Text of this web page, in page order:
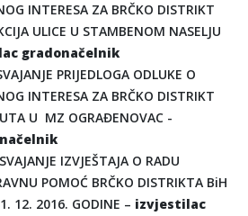
INTERESA ZA BRČKO DISTRIKT
ULICE U STAMBENOM NASELJU
gradonačelnik
PRIJEDLOGA ODLUKE O
INTERESA ZA BRČKO DISTRIKT
U MZ OGRAĐENOVAC -
IZVJEŠTAJA O RADU
POMOĆ BRČKO DISTRIKTA BiH
12. 2016. GODINE – izvjestilac